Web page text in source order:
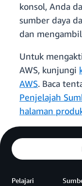
konsol, Anda
sumber daya
dan
Untuk
AWS, kunjungi
AWS. Baca
Penjelajah
halaman
Pelajari